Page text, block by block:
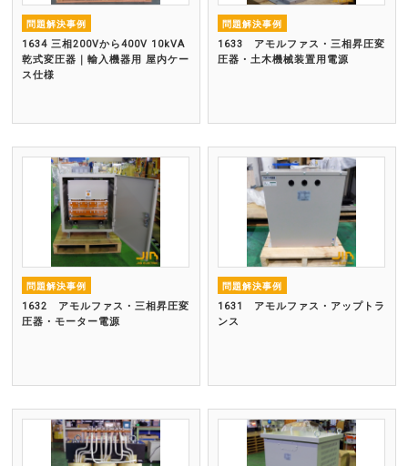
問題解決事例
1634 三相200Vから400V 10kVA
乾式変圧器｜輸入機器用 屋内ケー
ス仕様
問題解決事例
1633 アモルファス・三相昇圧変
圧器・土木機械装置用電源
問題解決事例
1632 アモルファス・三相昇圧変
圧器・モーター電源
問題解決事例
1631 アモルファス・アップトラ
ンス